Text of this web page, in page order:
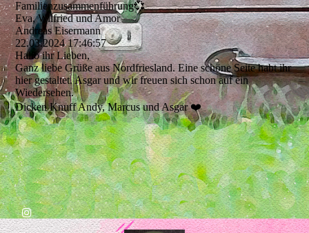
Familienzusammenfü­hrung💞­
Eva, Wilfried und Amor
Andreas Eisermann
22.03.2024 17:46:57
Hallo ihr Lieben,
Ganz liebe Grüße aus Nordfriesland. Eine schöne Seite habt ihr
hier gestaltet. Asgar und wir freuen sich schon auf ein
Wiedersehen.
Dicken Knuff Andy, Marcus und Asgar ❤️